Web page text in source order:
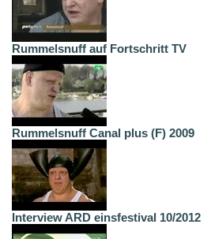
Rummelsnuff auf Fortschritt TV
Rummelsnuff Canal plus (F) 2009
Interview ARD einsfestival 10/2012